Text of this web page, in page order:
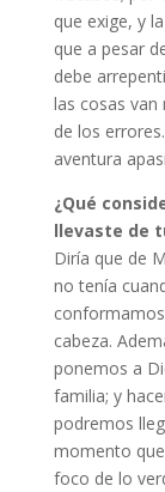
que exige, y
que a pesar
debe
las cosas van
de los
aventura
¿Qué
llevaste de
Diría que de
no tenía
cabeza.
ponemos a
familia; y
podremos
momento
foco de lo